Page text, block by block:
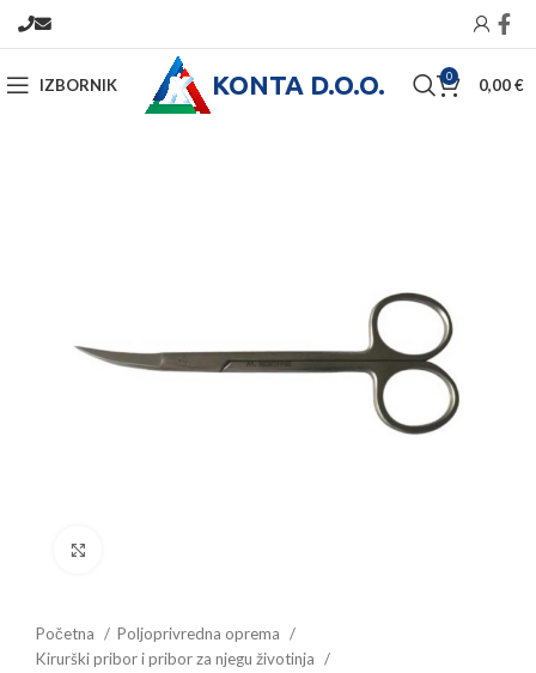
IZBORNIK KONTA D.O.O. 0 0,00€
Početna
Poljoprivredna oprema
Kirurški pribor i pribor za njegu životinja